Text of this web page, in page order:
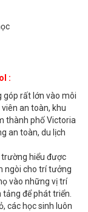
:
góp rất lớn vào môi
an toàn, khu
thành phố Victoria
an toàn, du lịch
hiểu được
ngòi cho trí tưởng
vào những vị trí
để phát triển.
các học sinh luôn